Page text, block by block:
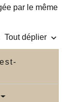
par le même
Tout déplier keyboard_arrow_down